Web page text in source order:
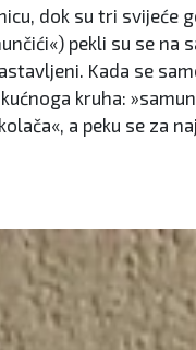
dok su tri svijeće
pekli su se na
Kada se
kruha:
a peku se za